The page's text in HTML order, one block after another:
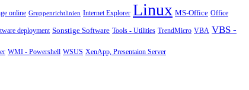
online Gruppenrichtlinien Internet Explorer Linux MS-Office Office
deployment Sonstige Software Tools - Utilities TrendMicro VBA VBS -
WMI - Powershell WSUS XenApp, Presentaion Server